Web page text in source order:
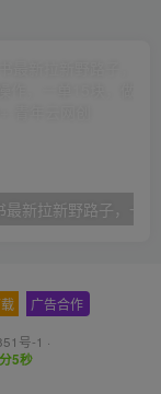
广告合作
号-1 ·
6秒